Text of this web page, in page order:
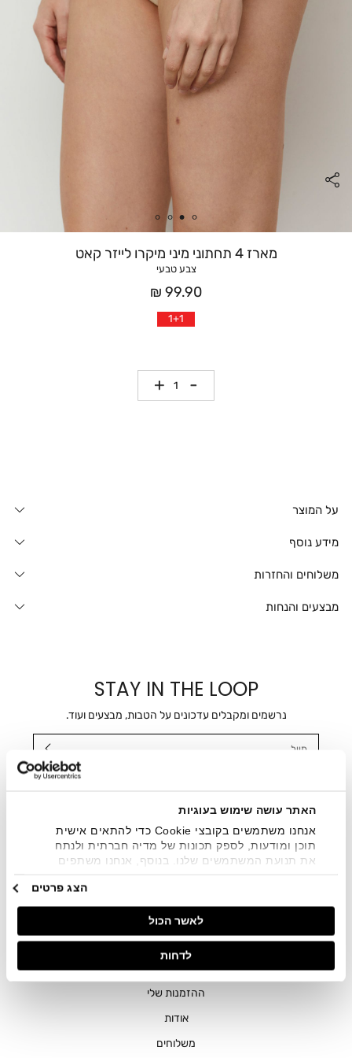
האתר עושה שימוש בעוגיות
אנחנו משתמשים בקובצי Cookie כדי להתאים אישית
תוכן ומודעות, לספק תכונות של מדיה חברתית ולנתח
את תנועת המשתמשים שלנו. בנוסף, אנחנו משתפים
מתחומי המדיה החברתית, הפרסום וניתוח הנתונים.
גורמים אלה עשויים לשלב את הנתונים האלה עם מידע
אחר שסיפקתם או שהם אספו בעקבות השימוש שעשיתם
בשירותים שלהם.
הצג פרטים
לאשר הכול
לדחות
מארז 4 תחתוני מיני מיקרו לייזר קאט
צבע טבעי
מחיר
אחרי
הנחה
99.90 ₪
1+1
כמות
על המוצר
מידע נוסף
משלוחים והחזרות
מבצעים והנחות
STAY IN THE LOOP
נרשמים ומקבלים עדכונים על הטבות, מבצעים ועוד.
אני מאשר/ת ומסכימ/ה לקבלת דיוור ישיר, הודעות ופרסומים
SMS ועוד. המידע ייאסף בהתאם למדיניות הפרטיות של החברה.
צפייה במדיניות הפרטיות
חנויות
שירות לקוחות
ההזמנות שלי
אודות
משלוחים